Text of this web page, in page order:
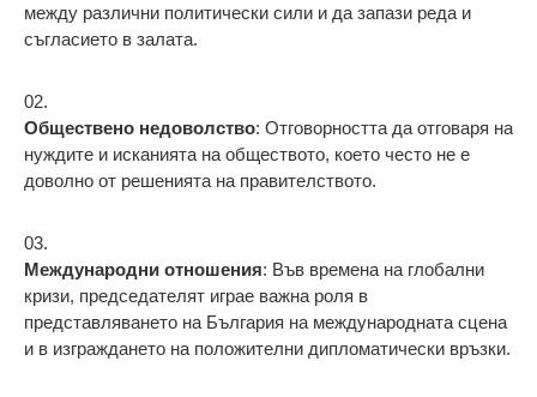
между различни политически сили и да запази реда и
съгласието в залата.
Обществено недоволство: Отговорността да отговаря на
нуждите и исканията на обществото, което често не е
доволно от решенията на правителството.
Международни отношения: Във времена на глобални
кризи, председателят играе важна роля в
представляването на България на международната сцена
и в изграждането на положителни дипломатически връзки.